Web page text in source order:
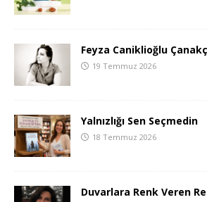
Feyza Caniklioğlu
19 Temmuz 2026
Yalnızlığı Sen Seçmedin
18 Temmuz 2026
Duvarlara Renk Veren